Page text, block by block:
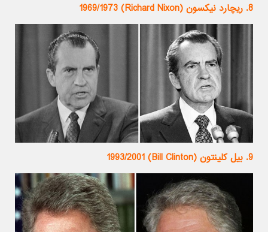
8. ریچارد نیکسون (Richard Nixon) 1969/1973
9. بیل کلینتون (Bill Clinton) 1993/2001